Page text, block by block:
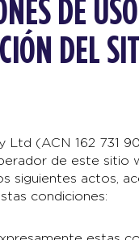
DE
DEL
Ltd (ACN 162 731
de este sitio
siguientes actos,
condiciones: